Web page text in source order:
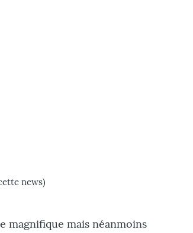
news)
magnifique mais néanmoins